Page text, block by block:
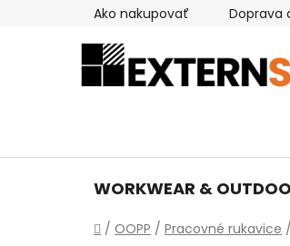
Ako nakupovať Doprava
WORKWEAR &
Domov
/ OOPP / Pracovné rukavice /